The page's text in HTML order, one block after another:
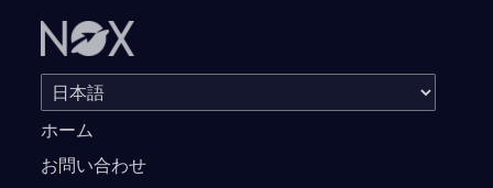
ホーム
お問い合わせ